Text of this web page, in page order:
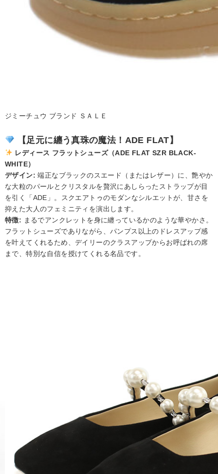
ジミーチュウ ブランド ＳＡＬＥ
【足元に纏う真珠の魔法！ADE FLAT】
レディース フラットシューズ（ADE FLAT SZR BLACK-
WHITE）
デザイン: 端正なブラックのスエード（またはレザー）に、艶やか
な大粒のパールとクリスタルを贅沢にあしらったストラップが目
を引く「ADE」。スクエアトゥのモダンなシルエットが、甘さを
抑えた大人のフェミニティを演出します。
特徴: まるでアンクレットを身に纏っているかのような華やかさ。
フラットシューズでありながら、パンプス以上のドレスアップ感
を叶えてくれるため、デイリーのクラスアップからお呼ばれの席
まで、特別な自信を授けてくれる名品です。